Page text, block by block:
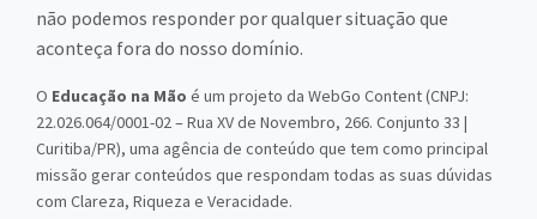
não podemos responder por qualquer situação que
aconteça fora do nosso domínio.
O Educação na Mão é um projeto da WebGo Content (CNPJ:
22.026.064/0001-02 – Rua XV de Novembro, 266. Conjunto 33 |
Curitiba/PR), uma agência de conteúdo que tem como principal
missão gerar conteúdos que respondam todas as suas dúvidas
com Clareza, Riqueza e Veracidade.